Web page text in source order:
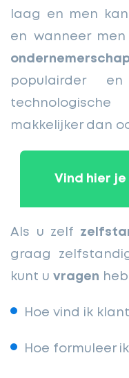
laag en men
en wanneer
populairder
makkelijker dan
Vind hier
Als u zelf
graag
kunt u vragen
Hoe vind ik
Hoe formuleer